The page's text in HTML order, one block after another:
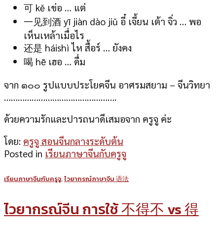
可 kě เข่อ … แต่
一见到酒 yī jiàn dào jiǔ อี๋ เจี้ยน เต้า จิ่ว … พอ
เห็นเหล้าเมื่อไร
还是 háishì ไห สื้อร์ … ยังคง
喝 hē เฮอ … ดื่ม
จาก ๑๐๐ รูปแบบประโยคจีน อาศรมสยาม – จีนวิทยา
………………………………………….
ด้วยความรักและปารถนาดีเสมอจาก ครูจู ค่ะ
โดย: ครูจู สอนจีนกลางระดับต้น
Posted in เรียนภาษาจีนกับครูจู
เรียนภาษาจีนกับครูจู,ไวยากรณ์ภาษาจีน 语法
ไวยากรณ์จีน การใช้ 不得不 vs 得